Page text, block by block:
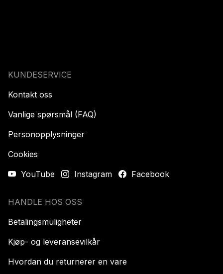
KUNDESERVICE
Kontakt oss
Vanlige spørsmål (FAQ)
Personopplysninger
Cookies
YouTube
Instagram Facebook
HANDLE HOS OSS
Betalingsmuligheter
Kjøp- og leveransevilkår
Hvordan du returnerer en vare